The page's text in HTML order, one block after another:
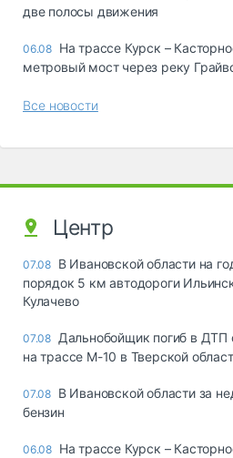
две полосы движения
06.08 На трассе Курск –
метровый мост через реку
Все новости
Центр
07.08 В Ивановской области на
порядок 5 км автодороги
Кулачево
07.08 Дальнобойщик погиб в ДТП
на трассе М-10 в Тверской
07.08 В Ивановской области за
бензин
06.08 На трассе Курск –